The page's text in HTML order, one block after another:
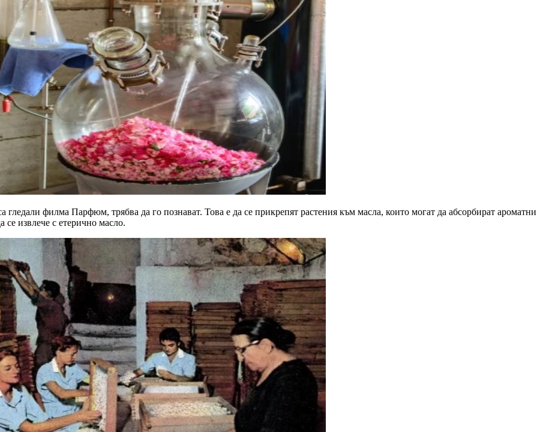
гледали филма Парфюм, трябва да го познават. Това е да се прикрепят растения към масла, които могат да абсорбират ароматни
се извлече с етерично масло.